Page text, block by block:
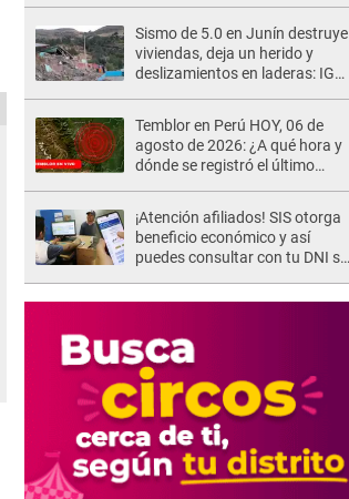
shock"
Sismo de 5.0 en Junín destruye
viviendas, deja un herido y
deslizamientos en laderas: IGP
Temblor en Perú HOY, 06 de
agosto de 2026: ¿A qué hora y
dónde se registró el último
¡Atención afiliados! SIS otorga
beneficio económico y así
puedes consultar con tu DNI si